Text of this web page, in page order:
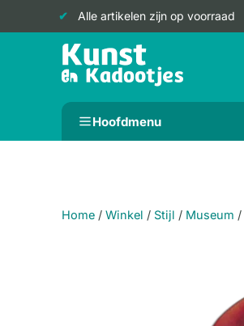
Alle artikelen zijn op voorraad
Doorgaan
Hoofdmenu
Home / Winkel / Stijl / Museum /